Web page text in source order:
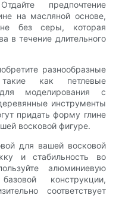
предпочтение
на масляной основе,
без серы, которая
в течение длительного
разнообразные
как петлевые
моделирования с
инструменты
придать форму глине
восковой фигуре.
для вашей восковой
и стабильность во
алюминиевую
конструкции,
соответствует